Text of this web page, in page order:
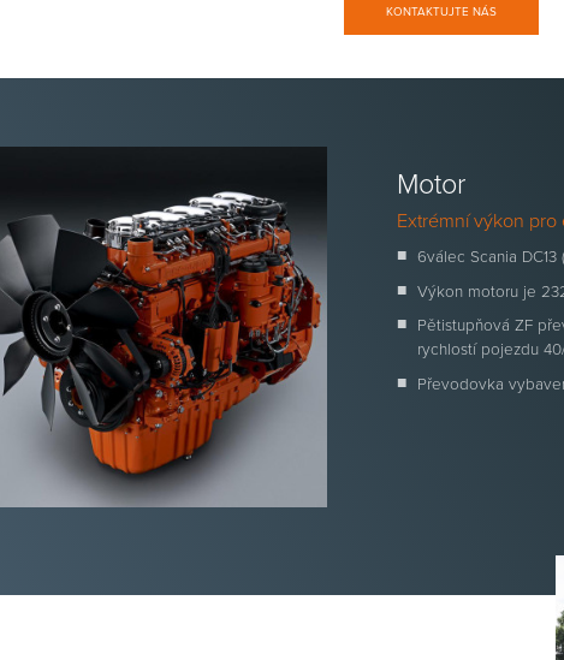
KONTAKTUJTE NÁS
Motor
Extrémní výkon
6válec Scania
Výkon motoru je
Pětistupňová ZF
rychlostí pojezdu
Převodovka